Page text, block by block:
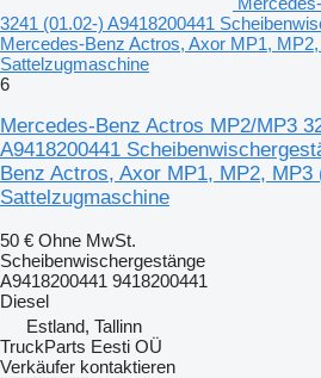
3241 (01.02-) A9418200441
Mercedes-Benz Actros, Axor MP1,
Sattelzugmaschine
6
Mercedes-Benz Actros MP2/MP3
A9418200441
Benz Actros, Axor MP1, MP2, MP3
Sattelzugmaschine
50 € Ohne MwSt.
Scheibenwischergestänge
A9418200441 9418200441
Diesel
Estland, Tallinn
TruckParts Eesti OÜ
Verkäufer kontaktieren